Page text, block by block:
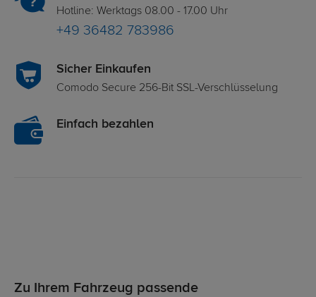
Hotline: Werktags 08.00 - 17.00 Uhr
+49 36482 783986
Sicher Einkaufen
Comodo Secure 256-Bit SSL-Verschlüsselung
Einfach bezahlen
Zu Ihrem Fahrzeug passende